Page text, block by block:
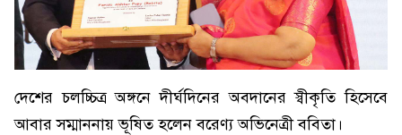
দেশের চলচ্চিত্র অঙ্গনে দীর্ঘদিনের অবদানের স্বীকৃতি হিসেবে
আবার সম্মাননায় ভূষিত হলেন বরেণ্য অভিনেত্রী ববিতা।